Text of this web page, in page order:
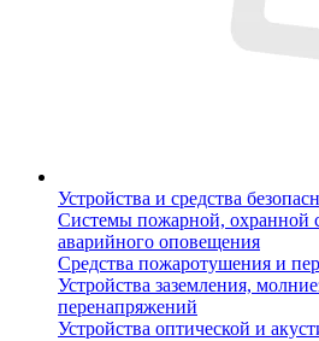
Устройства и средства
Системы пожарной, охранной
аварийного оповещения
Средства пожаротушения и
Устройства заземления,
перенапряжений
Устройства оптической и